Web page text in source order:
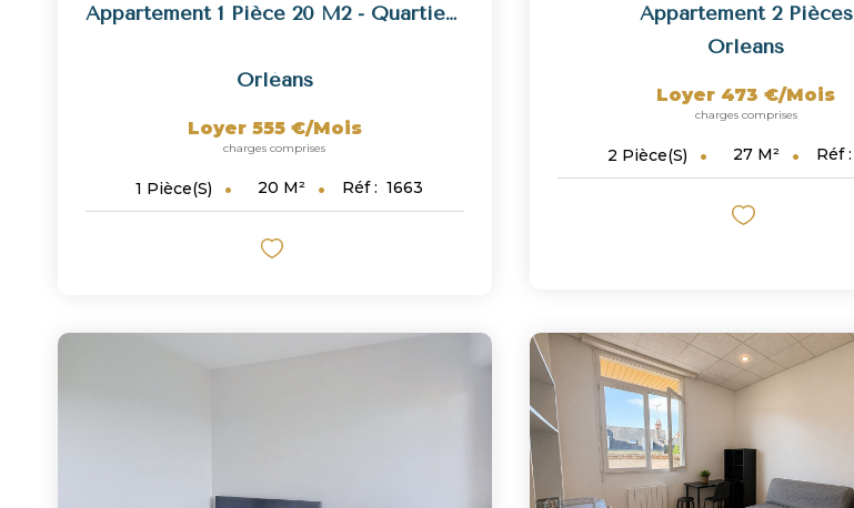
Appartement 1 Pièce 20 M2 - Quartier Théâtre
Orléans
Loyer 555 €/mois
charges comprises
1 Pièce(s) 20 M² Réf : 1663
Appartement 2 Pièces
Orleans
Loyer 473 €/mois
charges comprises
2 Pièce(s) 27 M² Réf :